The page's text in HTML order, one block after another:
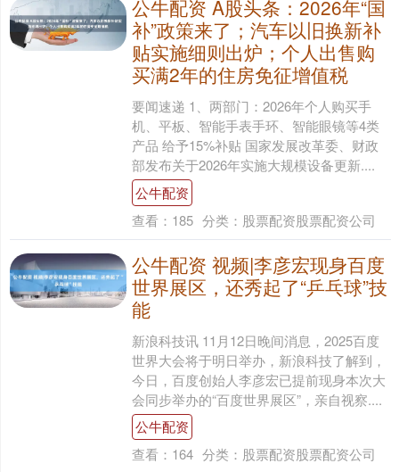
公牛配资 A股头条：2026年“国
补”政策来了；汽车以旧换新补
贴实施细则出炉；个人出售购
买满2年的住房免征增值税
要闻速递 1、两部门：2026年个人购买手
机、平板、智能手表手环、智能眼镜等4类
产品 给予15%补贴 国家发展改革委、财政
部发布关于2026年实施大规模设备更新....
公牛配资
查看： 185 分类： 股票配资股票配资公司
公牛配资 视频|李彦宏现身百度
世界展区，还秀起了“乒乓球”技
能
新浪科技讯 11月12日晚间消息，2025百度
世界大会将于明日举办，新浪科技了解到，
今日，百度创始人李彦宏已提前现身本次大
会同步举办的“百度世界展区”，亲自视察....
公牛配资
查看： 164 分类： 股票配资股票配资公司